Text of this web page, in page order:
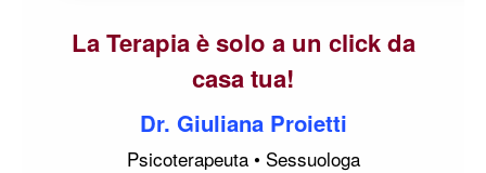
La Terapia è solo a un click da
casa tua!
Dr. Giuliana Proietti
Psicoterapeuta • Sessuologa